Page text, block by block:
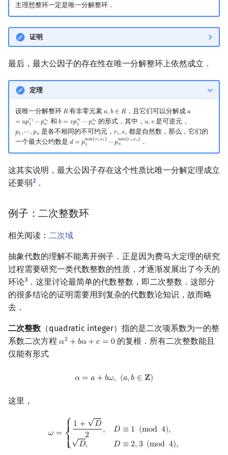
主理想整环一定是唯一分解整环．
证明
最后，最大公因子的存在性在唯一分解整环上依然成立．
定理
设唯一分解整环 𝑅
R有非零元素𝑎,𝑏 ∈ 𝑅
a, b∈R ，且它们可以分解成 𝑎
= 𝑢𝑝𝑟1
1 ⋯𝑝𝑟𝑛
𝑛
a=
和𝑏 = 𝑣𝑝𝑠1
1 ⋯𝑝𝑠𝑛
𝑛
b =v p1s1 ⋯ pn sn
的形式，其中，𝑢,𝑣
u,v 是可逆元，
𝑝1 ,⋯ ,𝑝𝑛
p1 ,⋯ ,pn 是各不相同的不可约元， 𝑟𝑖,𝑠𝑖
ri,si 都是自然数，那么，它们的
一个最大公约数是 𝑑 = 𝑝min{𝑟1 ,𝑠1 }
1 ⋯𝑝min{𝑟𝑛,𝑠𝑛}
𝑛
d =p 1min r1 ,s 1}⋯p nmin{ rn．
这其实说明，最大公因子存在这个性质比唯一分解定理成立
还要弱2 ．
例子：二次整数环
相关阅读： 二次域
抽象代数的理解不能离开例子．正是因为费马大定理的研究
过程需要研究一类代数整数的性质，才逐渐发展出了今天的
环论3 ．这里讨论最简单的代数整数，即二次整数．这部分
的很多结论的证明需要用到复杂的代数数论知识，故而略
去．
二次整数 （quadratic integer）指的是二次项系数为一的整
系数二次方程 𝛼2 +𝑏𝛼+𝑐 = 0
α2 +b α+c=0
的复根．所有二次整数能且
仅能有形式
𝛼 = 𝑎 +𝑏𝜔, (𝑎,𝑏 ∈ 𝐙)
α =a +bω, a,b ∈ Z)
这里，
𝜔 =
⎧{
{
⎨{ {
⎩
1 +
√
𝐷
2
, 𝐷 ≡ 1 (mod 4),
√
𝐷, 𝐷 ≡ 2,3 (mod 4),
+D2 ,D ≡1(mod